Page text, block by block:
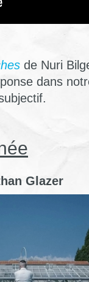
de Nuri
dans
Glazer